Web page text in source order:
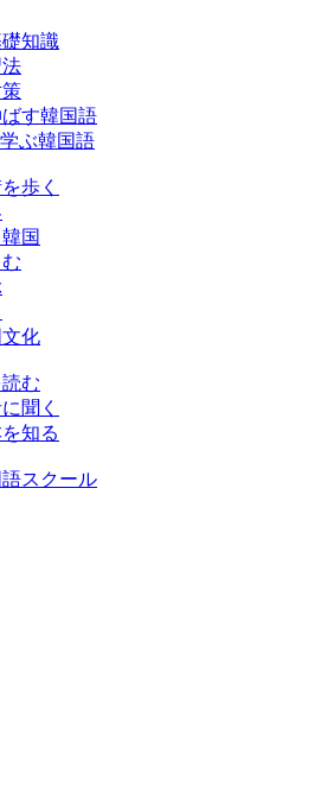
知識
ばす韓国語
ぶ韓国語
歩く
国
化
む
聞く
知る
スクール